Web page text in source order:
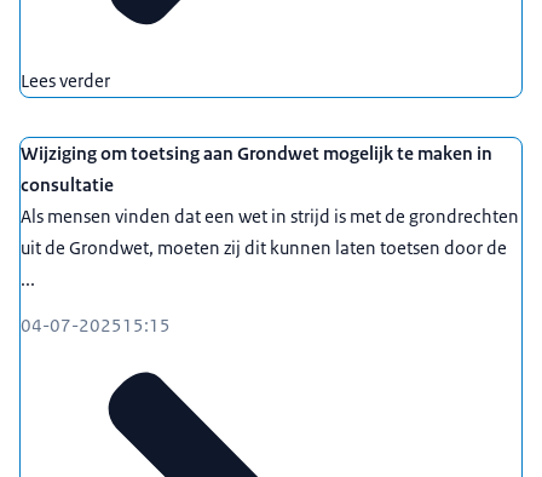
Lees verder
Wijziging om toetsing aan Grondwet mogelijk te maken in
consultatie
Als mensen vinden dat een wet in strijd is met de grondrechten
uit de Grondwet, moeten zij dit kunnen laten toetsen door de
...
04-07-202515:15